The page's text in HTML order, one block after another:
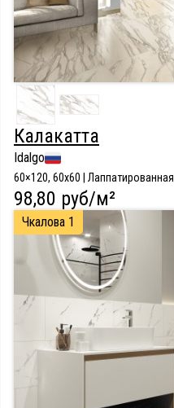
Калакатта
Idalgo
60×120, 60x60 | Лаппатированная
98,80 руб/м²
Чкалова 1